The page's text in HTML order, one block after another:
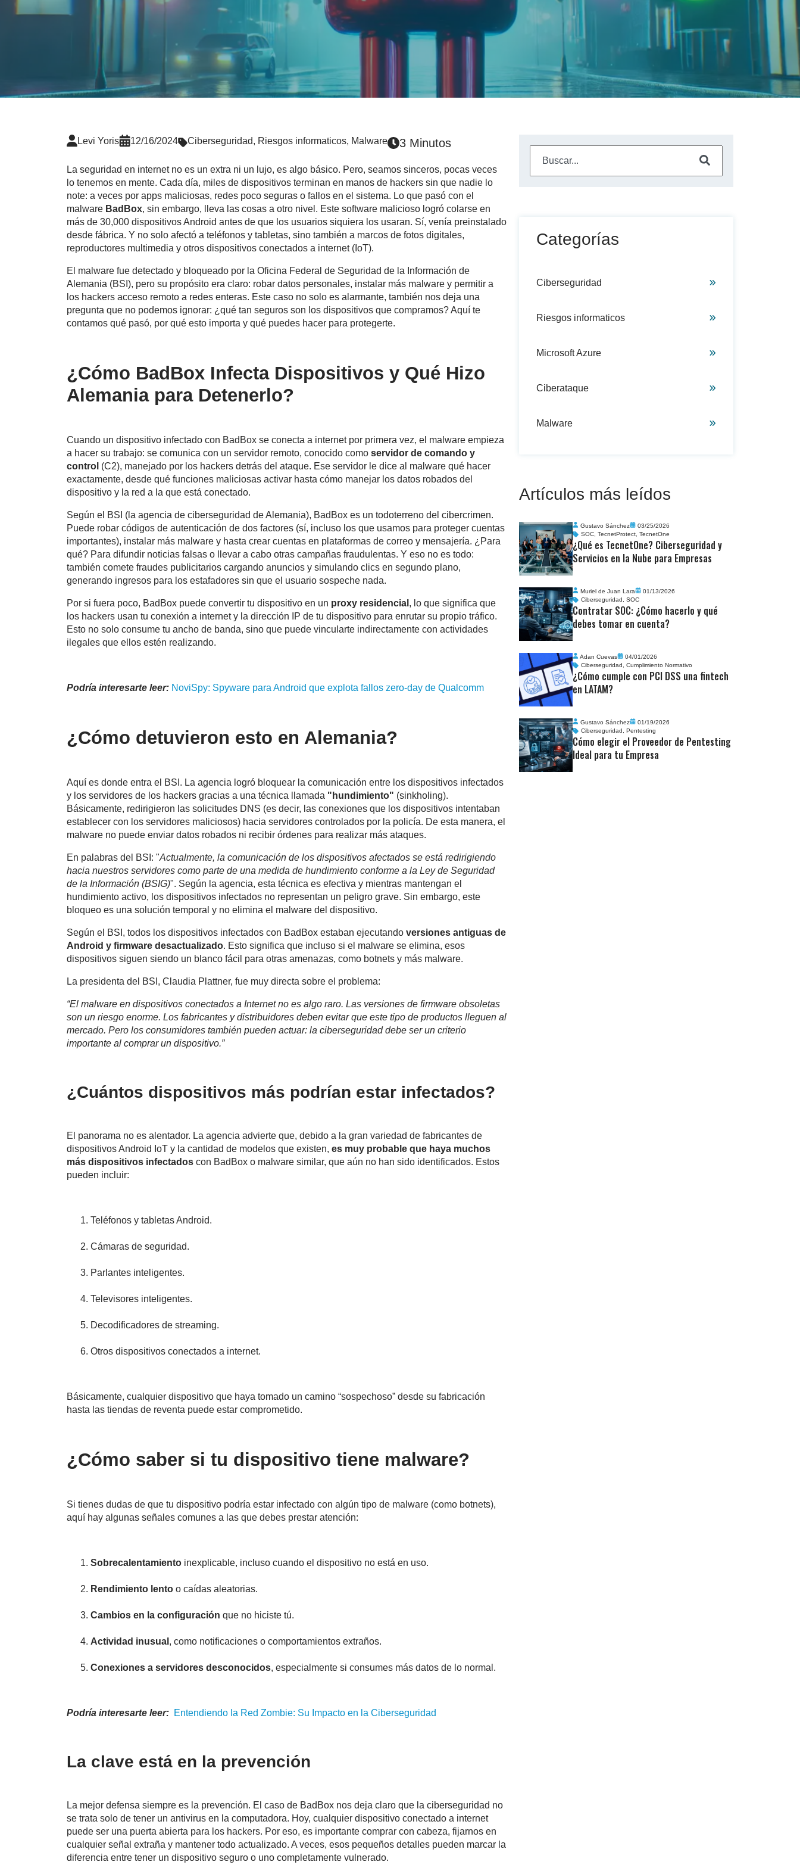
Levi Yoris 12/16/2024 Ciberseguridad, Riesgos informaticos, Malware 3 Minutos
La seguridad en internet no es un extra ni un lujo, es algo básico. Pero, seamos sinceros, pocas veces
lo tenemos en mente. Cada día, miles de dispositivos terminan en manos de hackers sin que nadie lo
note: a veces por apps maliciosas, redes poco seguras o fallos en el sistema. Lo que pasó con el
malware BadBox, sin embargo, lleva las cosas a otro nivel. Este software malicioso logró colarse en
más de 30,000 dispositivos Android antes de que los usuarios siquiera los usaran. Sí, venía preinstalado
desde fábrica. Y no solo afectó a teléfonos y tabletas, sino también a marcos de fotos digitales,
reproductores multimedia y otros dispositivos conectados a internet (IoT).
El malware fue detectado y bloqueado por la Oficina Federal de Seguridad de la Información de
Alemania (BSI), pero su propósito era claro: robar datos personales, instalar más malware y permitir a
los hackers acceso remoto a redes enteras. Este caso no solo es alarmante, también nos deja una
pregunta que no podemos ignorar: ¿qué tan seguros son los dispositivos que compramos? Aquí te
contamos qué pasó, por qué esto importa y qué puedes hacer para protegerte.
¿Cómo BadBox Infecta Dispositivos y Qué Hizo
Alemania para Detenerlo?
Cuando un dispositivo infectado con BadBox se conecta a internet por primera vez, el malware empieza
a hacer su trabajo: se comunica con un servidor remoto, conocido como servidor de comando y
control (C2), manejado por los hackers detrás del ataque. Ese servidor le dice al malware qué hacer
exactamente, desde qué funciones maliciosas activar hasta cómo manejar los datos robados del
dispositivo y la red a la que está conectado.
Según el BSI (la agencia de ciberseguridad de Alemania), BadBox es un todoterreno del cibercrimen.
Puede robar códigos de autenticación de dos factores (sí, incluso los que usamos para proteger cuentas
importantes), instalar más malware y hasta crear cuentas en plataformas de correo y mensajería. ¿Para
qué? Para difundir noticias falsas o llevar a cabo otras campañas fraudulentas. Y eso no es todo:
también comete fraudes publicitarios cargando anuncios y simulando clics en segundo plano,
generando ingresos para los estafadores sin que el usuario sospeche nada.
Por si fuera poco, BadBox puede convertir tu dispositivo en un proxy residencial , lo que significa que
los hackers usan tu conexión a internet y la dirección IP de tu dispositivo para enrutar su propio tráfico.
Esto no solo consume tu ancho de banda, sino que puede vincularte indirectamente con actividades
ilegales que ellos estén realizando.
Podría interesarte leer: NoviSpy: Spyware para Android que explota fallos zero-day de Qualcomm
¿Cómo detuvieron esto en Alemania?
Aquí es donde entra el BSI. La agencia logró bloquear la comunicación entre los dispositivos infectados
y los servidores de los hackers gracias a una técnica llamada "hundimiento" (sinkholing).
Básicamente, redirigieron las solicitudes DNS (es decir, las conexiones que los dispositivos intentaban
establecer con los servidores maliciosos) hacia servidores controlados por la policía. De esta manera, el
malware no puede enviar datos robados ni recibir órdenes para realizar más ataques.
En palabras del BSI: "Actualmente, la comunicación de los dispositivos afectados se está redirigiendo
hacia nuestros servidores como parte de una medida de hundimiento conforme a la Ley de Seguridad
de la Información (BSIG)". Según la agencia, esta técnica es efectiva y mientras mantengan el
hundimiento activo, los dispositivos infectados no representan un peligro grave. Sin embargo, este
bloqueo es una solución temporal y no elimina el malware del dispositivo.
Según el BSI, todos los dispositivos infectados con BadBox estaban ejecutando versiones antiguas de
Android y firmware desactualizado. Esto significa que incluso si el malware se elimina, esos
dispositivos siguen siendo un blanco fácil para otras amenazas, como botnets y más malware.
La presidenta del BSI, Claudia Plattner, fue muy directa sobre el problema:
“El malware en dispositivos conectados a Internet no es algo raro. Las versiones de firmware obsoletas
son un riesgo enorme. Los fabricantes y distribuidores deben evitar que este tipo de productos lleguen al
mercado. Pero los consumidores también pueden actuar: la ciberseguridad debe ser un criterio
importante al comprar un dispositivo.”
¿Cuántos dispositivos más podrían estar infectados?
El panorama no es alentador. La agencia advierte que, debido a la gran variedad de fabricantes de
dispositivos Android IoT y la cantidad de modelos que existen, es muy probable que haya muchos
más dispositivos infectados con BadBox o malware similar, que aún no han sido identificados. Estos
pueden incluir:
Teléfonos y tabletas Android.
Cámaras de seguridad.
Parlantes inteligentes.
Televisores inteligentes.
Decodificadores de streaming.
Otros dispositivos conectados a internet.
Básicamente, cualquier dispositivo que haya tomado un camino “sospechoso” desde su fabricación
hasta las tiendas de reventa puede estar comprometido.
¿Cómo saber si tu dispositivo tiene malware?
Si tienes dudas de que tu dispositivo podría estar infectado con algún tipo de malware (como botnets),
aquí hay algunas señales comunes a las que debes prestar atención:
Sobrecalentamiento inexplicable, incluso cuando el dispositivo no está en uso.
Rendimiento lento o caídas aleatorias.
Cambios en la configuración que no hiciste tú.
Actividad inusual , como notificaciones o comportamientos extraños.
Conexiones a servidores desconocidos, especialmente si consumes más datos de lo normal.
Podría interesarte leer: Entendiendo la Red Zombie: Su Impacto en la Ciberseguridad
La clave está en la prevención
La mejor defensa siempre es la prevención. El caso de BadBox nos deja claro que la ciberseguridad no
se trata solo de tener un antivirus en la computadora. Hoy, cualquier dispositivo conectado a internet
puede ser una puerta abierta para los hackers. Por eso, es importante comprar con cabeza, fijarnos en
cualquier señal extraña y mantener todo actualizado. A veces, esos pequeños detalles pueden marcar la
diferencia entre tener un dispositivo seguro o uno completamente vulnerado.
Categorías
Ciberseguridad
Riesgos informaticos
Microsoft Azure
Ciberataque
Malware
Artículos más leídos
Gustavo Sánchez
03/25/2026
SOC, TecnetProtect, TecnetOne
¿Qué es TecnetOne? Ciberseguridad y
Servicios en la Nube para Empresas
Muriel de Juan Lara
01/13/2026
Ciberseguridad, SOC
Contratar SOC: ¿Cómo hacerlo y qué
debes tomar en cuenta?
Adan Cuevas
04/01/2026
Ciberseguridad, Cumplimiento Normativo
¿Cómo cumple con PCI DSS una fintech
en LATAM?
Gustavo Sánchez
01/19/2026
Ciberseguridad, Pentesting
Cómo elegir el Proveedor de Pentesting
Ideal para tu Empresa